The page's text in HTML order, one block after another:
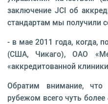
заключение JCI об
стандартам мы получили
- в мае 2011 года, когда,
(США, Чикаго), ОАО
«аккредитованной
Обратим внимание,
рубежом всего чуть